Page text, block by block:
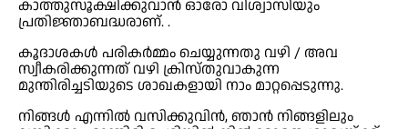
കാത്തുസൂക്ഷിക്കുവാൻ ഓരോ വിശ്വാസിയും
പ്രതിജ്ഞാബദ്ധരാണ്. .
കൂദാശകൾ പരികർമ്മം ചെയ്യുന്നതു വഴി / അവ
സ്വീകരിക്കുന്നത് വഴി ക്രിസ്തുവാകുന്ന
മുന്തിരിച്ചടിയുടെ ശാഖകളായി നാം മാറ്റപ്പെടുന്നു.
നിങ്ങൾ എന്നിൽ വസിക്കുവിൻ, ഞാൻ നിങ്ങളിലും